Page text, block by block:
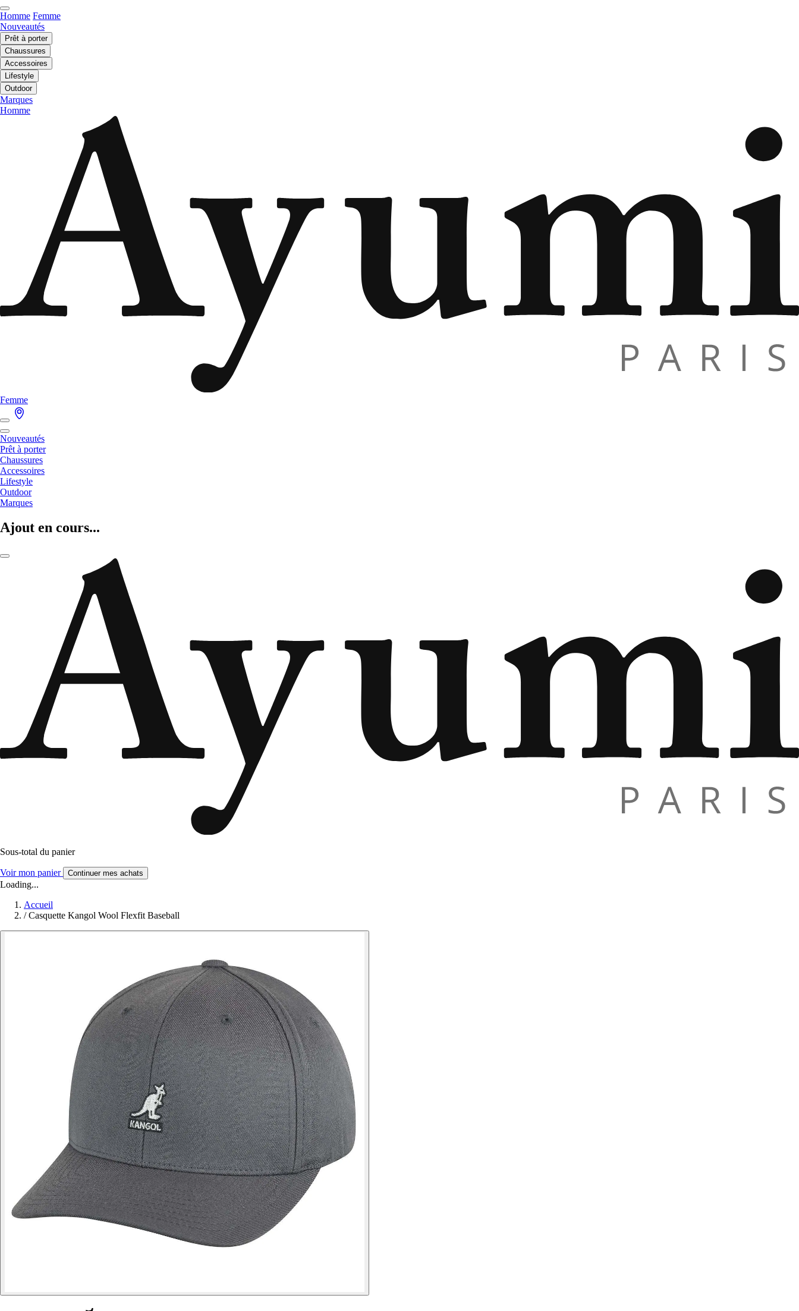
Homme Femme
Nouveautés
Prêt à porter
Chaussures
Accessoires
Lifestyle
Outdoor
Marques
Homme
Femme
Nouveautés
Prêt à porter
Chaussures
Accessoires
Lifestyle
Outdoor
Marques
Ajout en cours...
Sous-total du panier
Voir mon panier Continuer mes achats
Loading...
Accueil
/ Casquette Kangol Wool Flexfit Baseball